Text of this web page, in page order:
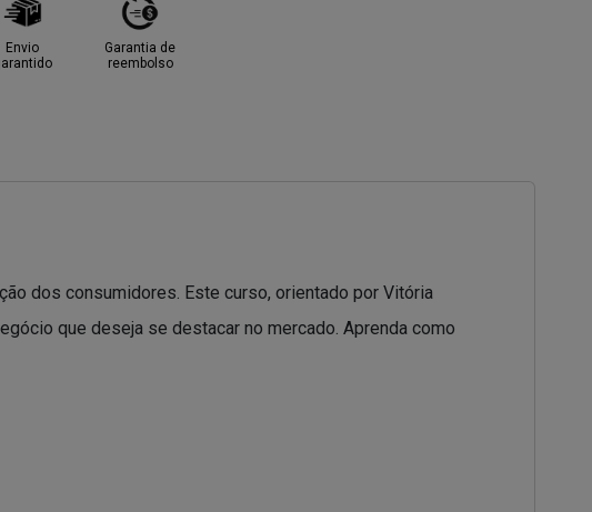
Envio
Garantia de
reembolso
dos consumidores. Este curso, orientado por Vitória
que deseja se destacar no mercado. Aprenda como